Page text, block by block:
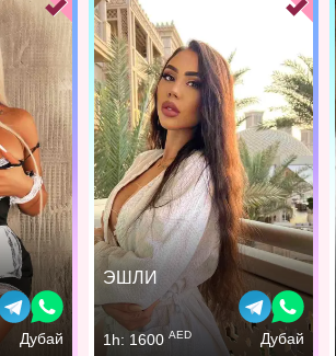
Дубай
ЭШЛИ
1h: 1600 AED Дубай